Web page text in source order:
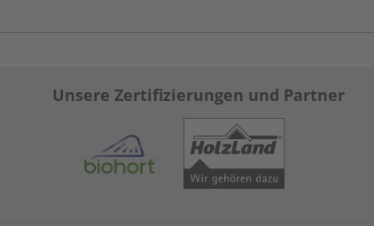
Unsere Zertifizierungen und Partner